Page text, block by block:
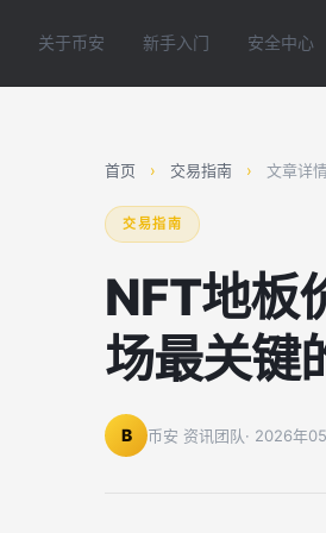
关于币安 新手入门 安全中心
首页 › 交易指南 › 文章详
交易指南
NFT地板
场最关键
B 币安 资讯团队· 2026年